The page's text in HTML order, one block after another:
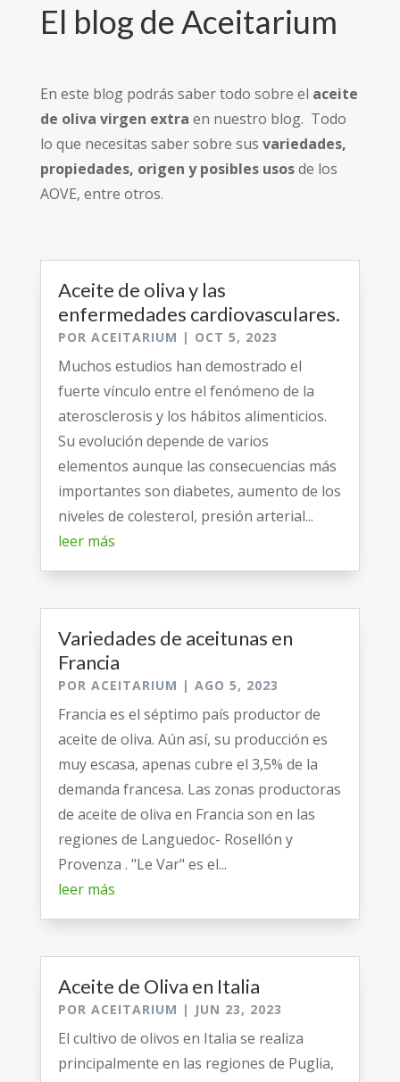
El blog de Aceitarium
En este blog podrás saber todo sobre el aceite
de oliva virgen extra en nuestro blog. Todo
lo que necesitas saber sobre sus variedades,
propiedades, origen y posibles usosde los
AOVE, entre otros.
Aceite de oliva y las
enfermedades cardiovasculares.
POR ACEITARIUM | OCT 5, 2023
Muchos estudios han demostrado el
fuerte vínculo entre el fenómeno de la
aterosclerosis y los hábitos alimenticios.
Su evolución depende de varios
elementos aunque las consecuencias más
importantes son diabetes, aumento de los
niveles de colesterol, presión arterial...
leer más
Variedades de aceitunas en
Francia
POR ACEITARIUM | AGO 5, 2023
Francia es el séptimo país productor de
aceite de oliva. Aún así, su producción es
muy escasa, apenas cubre el 3,5% de la
demanda francesa. Las zonas productoras
de aceite de oliva en Francia son en las
regiones de Languedoc- Rosellón y
Provenza . "Le Var" es el...
leer más
Aceite de Oliva en Italia
POR ACEITARIUM | JUN 23, 2023
El cultivo de olivos en Italia se realiza
principalmente en las regiones de Puglia,